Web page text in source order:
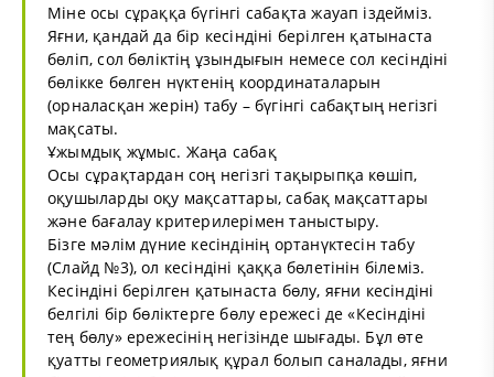
Міне осы сұраққа бүгінгі сабақта жауап іздейміз.
Яғни, қандай да бір кесіндіні берілген қатынаста
бөліп, сол бөліктің ұзындығын немесе сол кесіндіні
бөлікке бөлген нүктенің координаталарын
(орналасқан жерін) табу – бүгінгі сабақтың негізгі
мақсаты.
Ұжымдық жұмыс. Жаңа сабақ
Осы сұрақтардан соң негізгі тақырыпқа көшіп,
оқушыларды оқу мақсаттары, сабақ мақсаттары
және бағалау критерилерімен таныстыру.
Бізге мәлім дүние кесіндінің ортанүктесін табу
(Слайд №3), ол кесіндіні қаққа бөлетінін білеміз.
Кесіндіні берілген қатынаста бөлу, яғни кесіндіні
белгілі бір бөліктерге бөлу ережесі де «Кесіндіні
тең бөлу» ережесінің негізінде шығады. Бұл өте
қуатты геометриялық құрал болып саналады, яғни